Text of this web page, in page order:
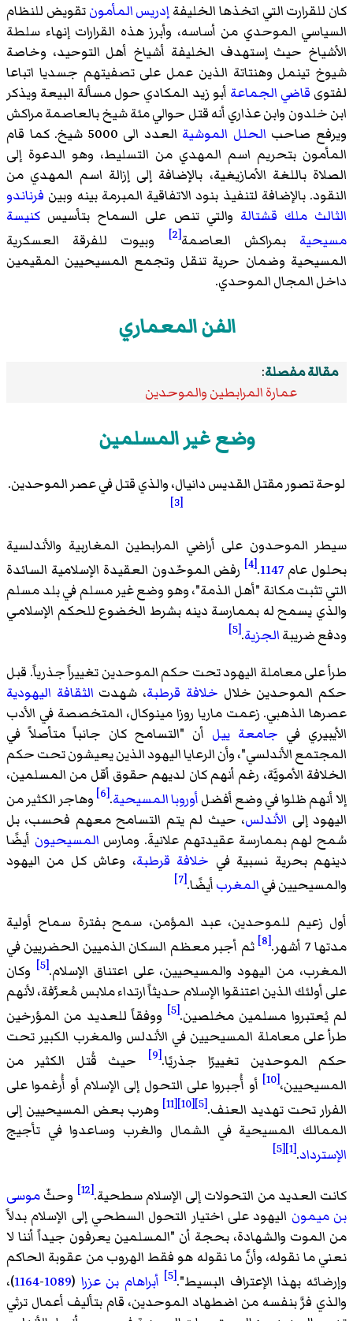
كان للقرارت التي اتخذها الخليفةإدريس المأمونتقويض للنظام
السياسي الموحدي من أساسه، وأبرز هذه القرارات إنهاء سلطة
الأشياخ حيث إستهدف الخليفة أشياخ أهل التوحيد، وخاصة
شيوخ تينمل وهنتاتة الذين عمل على تصفيتهم جسديا اتباعا
لفتوى قاضي الجماعة أبو زيد المكادي حول مسألة البيعة ويذكر
ابن خلدون وابن عذاري أنه قتل حوالي مئة شيخ بالعاصمة مراكش
ويرفع صاحب الحلل الموشية
العدد الى 5000 شيخ. كما قام
المأمون بتحريم اسم المهدي من التسليط، وهو الدعوة إلى
الصلاة باللغة الأمازيغية، بالإضافة إلى إزالة اسم المهدي من
النقود. بالإضافة لتنفيذ بنود الاتفاقية المبرمة بينه وبين فرناندو
الثالث ملك قشتالة والتي تنص على السماح بتأسيس كنيسة
مسيحية بمراكش العاصمة[2]
وبيوت للفرقة العسكرية
المسيحية وضمان حرية تنقل وتجمع المسيحيين المقيمين
داخل المجال الموحدي.
الفن المعماري
مقالة مفصلة:
عمارة المرابطين والموحدين
وضع غير المسلمين
لوحة تصور مقتل القديس دانيال، والذي قتل في عصر الموحدين.
[3]
سيطر الموحدون على أراضي المرابطين المغاربية والأندلسية
بحلول عام 1147
.
[4]
رفض الموحّدون العقيدة الإسلامية السائدة
التي تثبت مكانة "أهل الذمة"، وهو وضع غير مسلم في بلد مسلم
والذي يسمح له بممارسة دينه بشرط الخضوع للحكم الإسلامي
ودفع ضريبةالجزية.
[5]
طرأ على معاملة اليهود تحت حكم الموحدين تغييراً جذرياً. قبل
حكم الموحدين خلال خلافة قرطبة، شهدت الثقافة اليهودية
عصرها الذهبي. زعمت ماريا روزا مينوكال، المتخصصة في الأدب
الأيبيري في جامعة ييل أن "التسامح كان جانباً متأصلاً في
المجتمع الأندلسي"، وأن الرعايا اليهود الذين يعيشون تحت حكم
الخلافة الأمويَّة، رغم أنهم كان لديهم حقوق أقل من المسلمين،
إلا أنهم ظلوا في وضع أفضلأوروبا المسيحية.
[6]
وهاجر الكثير من
اليهود إلى الأندلس، حيث لم يتم التسامح معهم فحسب، بل
سُمح لهم بممارسة عقيدتهم علانيةَ. ومارس المسيحيون أيضًا
دينهم بحرية نسبية في خلافة قرطبة، وعاش كل من اليهود
والمسيحيين فيالمغربأيضًا.[7]
أول زعيم للموحدين، عبد المؤمن، سمح بفترة سماح أولية
مدتها 7 أشهر.
[8]
ثم أجبر معظم السكان الذميين الحضريين في
المغرب، من اليهود والمسيحيين، على اعتناق الإسلام.[5]
وكان
على أولئك الذين اعتنقوا الإسلام حديثاً ارتداء ملابس مُعرَّفة، لأنهم
لم يُعتبروا مسلمين مخلصين.[5]
ووفقاً للعديد من المؤرخين
طرأ على معاملة المسيحيين في الأندلس والمغرب الكبير تحت
حكم الموحدين تغييرًا جذريًا.[9]
حيث قُتل الكثير من
المسيحيين،[10]
أو أُجبروا على التحول إلى الإسلام أو أُرغموا على
الفرار تحت تهديد العنف.[5]
[10]
[11]
وهرب بعض المسيحيين إلى
الممالك المسيحية في الشمال والغرب وساعدوا في تأجيج
الإسترداد.
[1]
[5]
كانت العديد من التحولات إلى الإسلام سطحية.[12] وحثّموسى
بن ميمون اليهود على اختيار التحول السطحي إلى الإسلام بدلاً
من الموت والشهادة، بحجة أن "المسلمين يعرفون جيداً أننا لا
نعني ما نقوله، وأنَّ ما نقوله هو فقط الهروب من عقوبة الحاكم
وإرضائه بهذا الإعتراف البسيط".[5] أبراهام بن عزرا (
1089
-
1164)،
والذي فرَّ بنفسه من اضطهاد الموحدين، قام بتأليف أعمال ترثي